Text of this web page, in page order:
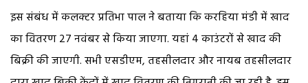
इस संबंध में कलक्टर प्रतिभा पाल ने बताया कि करहिया मंडी में खाद
का वितरण 27 नवंबर से किया जाएगा. यहां 4 काउंटरों से खाद की
बिक्री की जाएगी. सभी एसडीएम, तहसीलदार और नायब तहसीलदार